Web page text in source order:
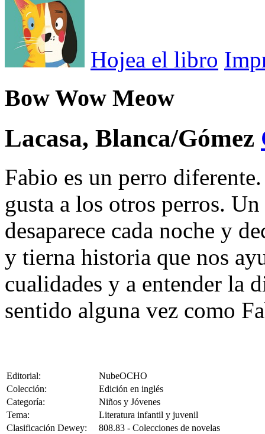
Hojea el libro
Bow Wow Meow
Lacasa, Blanca/Gómez
Fabio es un perro
gusta a los otros perros.
desaparece cada noche y
y tierna historia que nos
cualidades y a entender la
sentido alguna vez como
Editorial:
NubeOCHO
Colección:
Edición en inglés
Categoría:
Niños y Jóvenes
Tema:
Literatura infantil y juvenil
Clasificación Dewey:
808.83 - Colecciones de novelas